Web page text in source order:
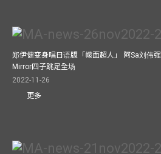
郑伊健变身唱日语版「幪面超人」 阿Sa刘伟强
Mirror四子跳足全场
2022-11-26
更多